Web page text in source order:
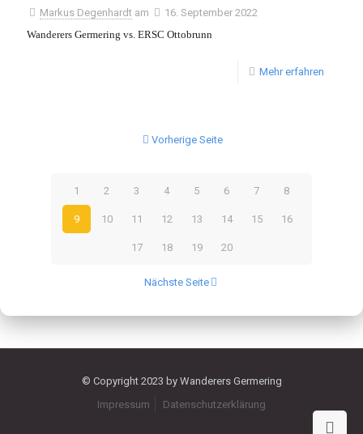
Markus Degenhardt am
16. September 2022
Wanderers Germering vs. ERSC Ottobrunn
Mehr erfahren
Vorherige Seite
1 2 3 4 5 6 7 8
9 10 11 12 13 14 15 16
17 18 19 20
Nächste Seite
© Copyright 2023 by Wanderers Germering
Impressum
Datenschutzerklärung